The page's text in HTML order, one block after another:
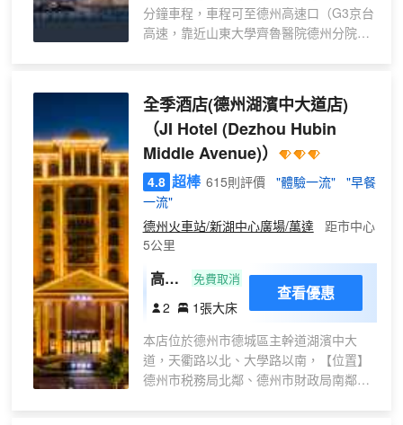
度客
控
馬桶
+電
視投
屏
+小
冰
箱）
分鐘車程，車程可至德州高速口（G3京台
高速，靠近山東大學齊魯醫院德州分院步
德州動植物園，車程均在10分鐘內。距離
德州奧德樂商場15分鐘。酒店擁有温馨舒
適的大床房和雙床房，更配有與浴缸套
房，同時設有停車場，及早餐廳、洗衣
房、健身房等，讓您在繁忙奔波之餘盡享
輕鬆，健康的生活方式。亞朵酒店是以閲
讀和攝影為主題的人文酒店，高品質的客
房產品設施、細緻温馨的服務，帶給您“自
然、靜謐、温暖、樸實”的健康生活方式。
客房均採用堪比高星級酒店的普蘭特系列
優質床品，中央空調，雙100M高速光纖，
全WIFI覆蓋為您提供一個自在、放鬆的居
行，總有不期而遇的温暖，在這裏休憩、
充電、放鬆，是您商務出行及旅遊的上佳
選擇。
全季酒店(德州湖濱中大道店)
（JI Hotel (Dezhou Hubin
Middle Avenue)）
4.8 超棒 615則評價 "體驗一流"
"早餐
一流"
德州火車站/新湖中心廣場/萬達
距市中心
5公里
高級
大床
（65
寸電
視投
免費取消
2 1張大床
查看優惠
本店位於德州市德城區主幹道湖濱中大
道，天衢路以北、大學路以南，【位置】
德州市税務局北鄰、德州市財政局南鄰。